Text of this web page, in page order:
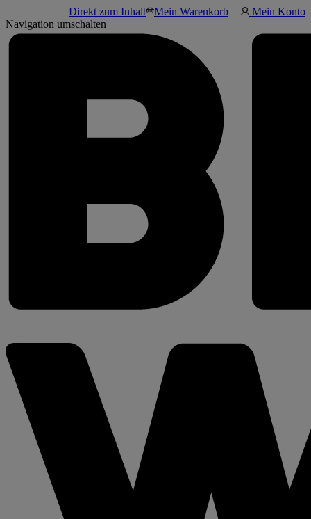
Direkt zum Inhalt Mein Warenkorb
Mein Konto
Navigation umschalten